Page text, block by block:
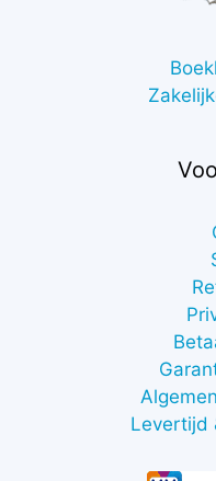
Levertijd